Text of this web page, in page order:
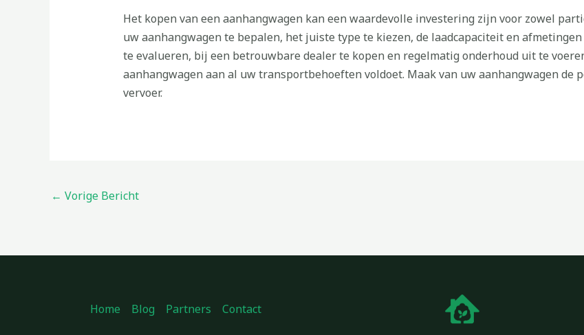
Het kopen van een aanhangwagen kan een waardevolle investering zijn voor zowel
uw aanhangwagen te bepalen, het juiste type te kiezen, de laadcapaciteit en
te evalueren, bij een betrouwbare dealer te kopen en regelmatig onderhoud uit te
aanhangwagen aan al uw transportbehoeften voldoet. Maak van uw aanhangwagen de
vervoer.
← Vorige Bericht
Home Blog Partners Contact